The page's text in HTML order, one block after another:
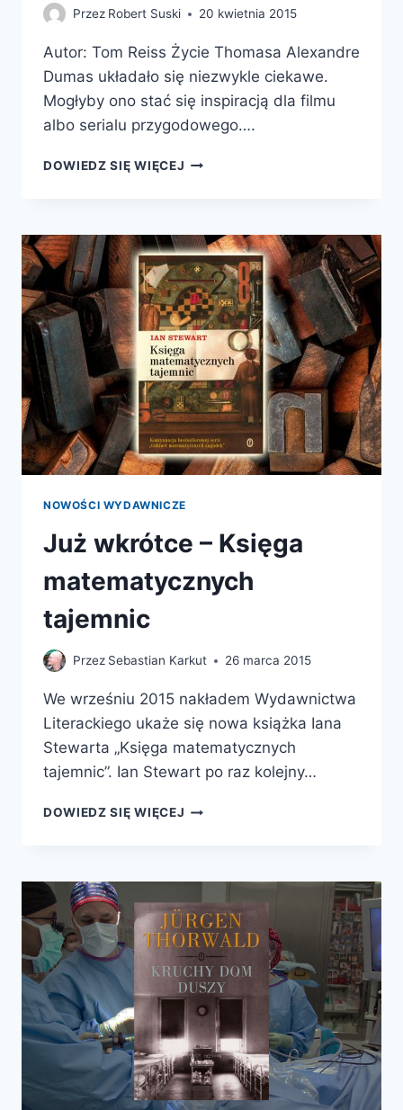
Przez Robert Suski 20 kwietnia 2015
Autor: Tom Reiss Życie Thomasa Alexandre
Dumas układało się niezwykle ciekawe.
Mogłyby ono stać się inspiracją dla filmu
albo serialu przygodowego….
DOWIEDZ SIĘ WIĘCEJ CZARNY
ZDRADA
I
PRAWDZIWY
HRABIA
MONTE
CHRISTO
NOWOŚCI WYDAWNICZE
Już wkrótce – Księga
matematycznych
tajemnic
Przez Sebastian Karkut 26 marca 2015
We wrześniu 2015 nakładem Wydawnictwa
Literackiego ukaże się nowa książka Iana
Stewarta „Księga matematycznych
tajemnic”. Ian Stewart po raz kolejny…
DOWIEDZ SIĘ WIĘCEJ JUŻ
MATEMATYCZNYCH
TAJEMNIC